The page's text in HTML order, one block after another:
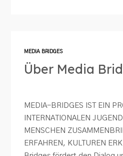
MEDIA BRIDGES
Über Media
MEDIA-BRIDGES IST EIN
INTERNATIONALEN
MENSCHEN
ERFAHREN, KULTUREN